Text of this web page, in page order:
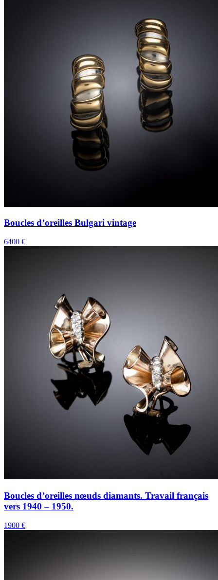
Boucles d’oreilles Bulgari vintage
6400 €
Boucles d’oreilles nœuds diamants. Travail français
vers 1940 – 1950.
1900 €